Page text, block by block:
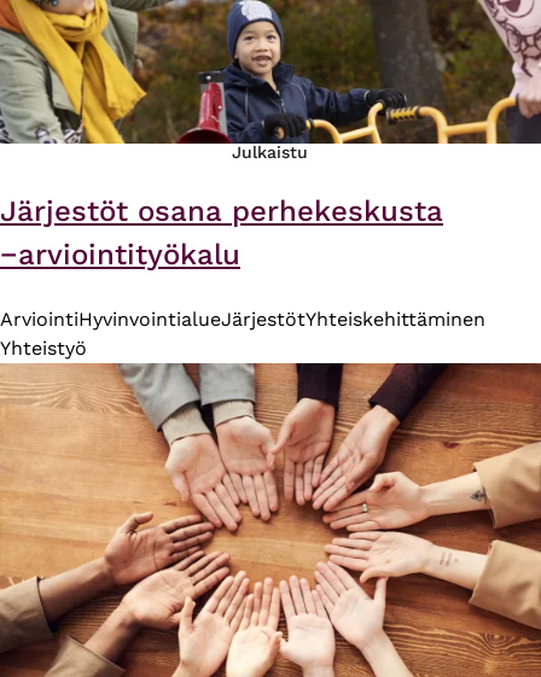
Julkaistu
Järjestöt osana perhekeskusta
−arviointityökalu
ArviointiHyvinvointialueJärjestötYhteiskehittäminen
Yhteistyö